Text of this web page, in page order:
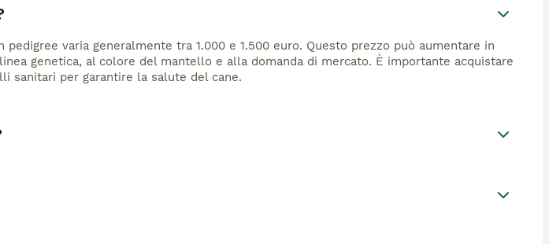
varia generalmente tra 1.000 e 1.500 euro. Questo prezzo può aumentare in
genetica, al colore del mantello e alla domanda di mercato. È importante acquistare
sanitari per garantire la salute del cane.